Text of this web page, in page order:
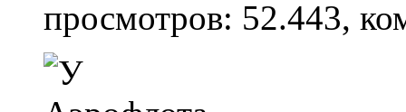
просмотров: 52.443,